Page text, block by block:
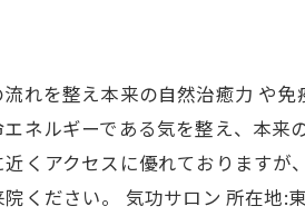
れを整え本来の自然治癒力 や
ネルギーである気を整え、本
くアクセスに優れております
ください。 気功サロン 所在地: